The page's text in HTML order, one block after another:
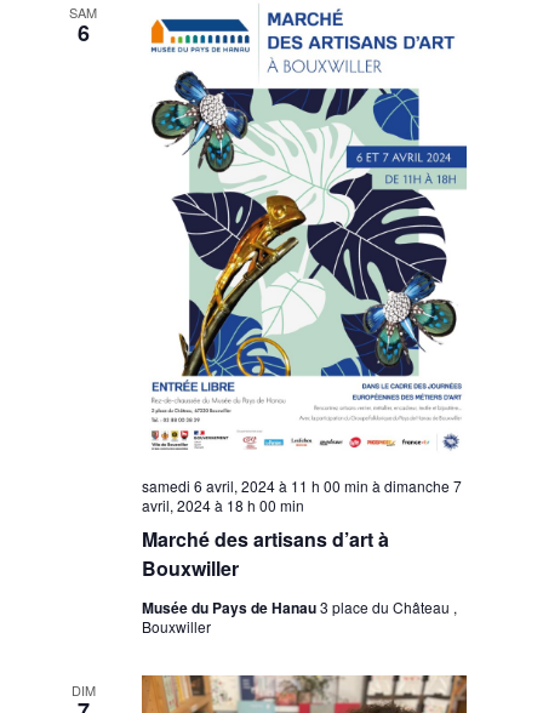
SAM
6
Marché des artisans d’art à
Bouxwiller
samedi 6 avril, 2024 à 11 h 00 min à dimanche 7
avril, 2024 à 18 h 00 min
Musée du Pays de Hanau3 place du Château ,
Bouxwiller
DIM